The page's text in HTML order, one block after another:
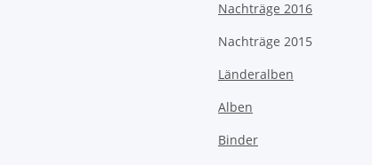
Nachträge 2016
Nachträge 2015
Länderalben
Alben
Binder